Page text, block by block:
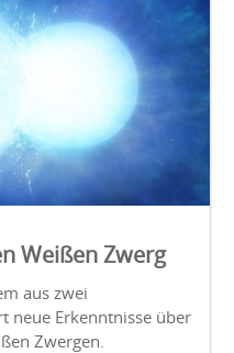
Weißen Zwerg
aus zwei
neue Erkenntnisse über
Zwergen.